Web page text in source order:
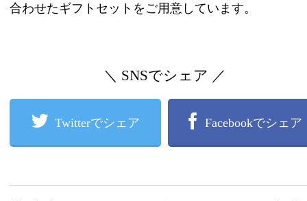
合わせたギフトセットをご用意しています。
＼ SNSでシェア ／
Twitterでシェア Facebookでシェア